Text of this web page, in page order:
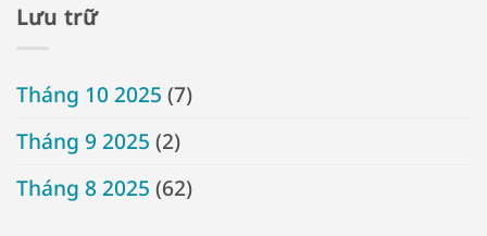
Lưu trữ
Tháng 10 2025 (7)
Tháng 9 2025 (2)
Tháng 8 2025 (62)